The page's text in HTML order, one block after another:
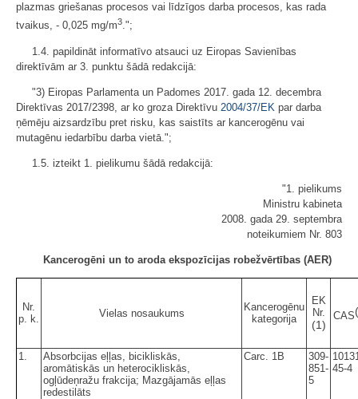
plazmas griešanas procesos vai līdzīgos darba procesos, kas rada
tvaikus, - 0,025 mg/m3.";
1.4. papildināt informatīvo atsauci uz Eiropas Savienības
direktīvām ar 3. punktu šādā redakcijā:
"3) Eiropas Parlamenta un Padomes 2017. gada 12. decembra
Direktīvas 2017/2398, ar ko groza Direktīvu 2004/37/EK par darba
ņēmēju aizsardzību pret risku, kas saistīts ar kancerogēnu vai
mutagēnu iedarbību darba vietā.";
1.5. izteikt 1. pielikumu šādā redakcijā:
"1. pielikums
Ministru kabineta
2008. gada 29. septembra
noteikumiem Nr. 803
Kancerogēni un to aroda ekspozīcijas robežvērtības (AER)
Nr.
p. k.
Vielas nosaukums
Kancerogēnu
kategorija
EK
Nr.
(1)
CAS
1.
Absorbcijas eļļas, bicikliskās,
aromātiskās un heterocikliskās,
ogļūdeņražu frakcija; Mazgājamās eļļas
redestilāts
Carc. 1B
309-
851-
5
45-4